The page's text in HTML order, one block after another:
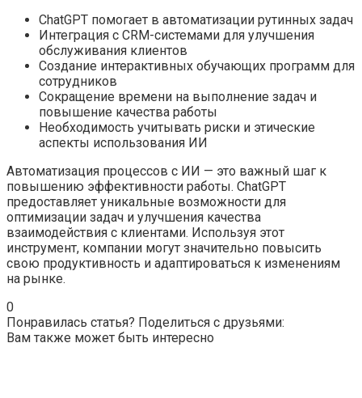
ChatGPT помогает в автоматизации рутинных задач
Интеграция с CRM-системами для улучшения
обслуживания клиентов
Создание интерактивных обучающих программ для
сотрудников
Сокращение времени на выполнение задач и
повышение качества работы
Необходимость учитывать риски и этические
аспекты использования ИИ
Автоматизация процессов с ИИ — это важный шаг к
повышению эффективности работы. ChatGPT
предоставляет уникальные возможности для
оптимизации задач и улучшения качества
взаимодействия с клиентами. Используя этот
инструмент, компании могут значительно повысить
свою продуктивность и адаптироваться к изменениям
на рынке.
0
Понравилась статья? Поделиться с друзьями:
Вам также может быть интересно